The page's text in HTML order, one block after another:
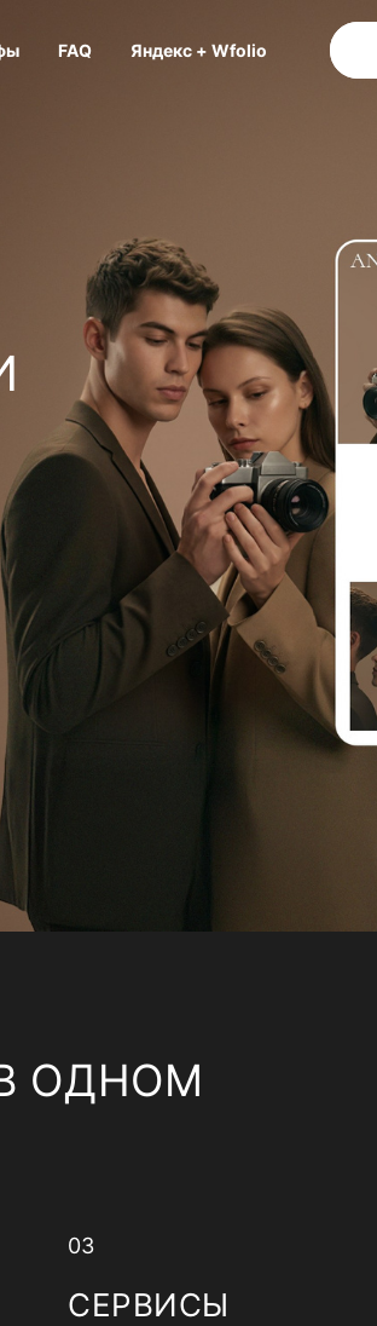
FAQ Яндекс + Wfolio
ОДНОМ
03
СЕРВИСЫ